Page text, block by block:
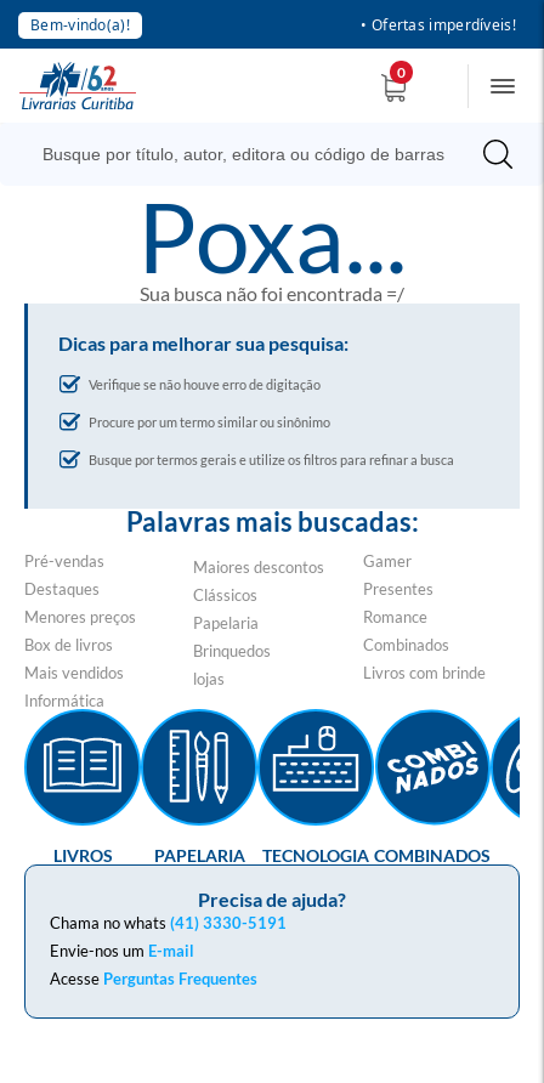
Bem-vindo(a)! • Ofertas imperdíveis!
0
poxa...
Sua busca não foi encontrada =/
Dicas para melhorar sua pesquisa:
Verifique se não houve erro de digitação
Procure por um termo similar ou sinônimo
Busque por termos gerais e utilize os filtros para refinar a busca
Palavras mais buscadas:
Pré-vendas
Destaques
Menores preços
Box de livros
Mais vendidos
Informática
Maiores descontos
Clássicos
Papelaria
Brinquedos
lojas
Gamer
Presentes
Romance
Combinados
Livros com brinde
Precisa de ajuda?
Chama no whats (41) 3330-5191
Envie-nos um E-mail
Acesse Perguntas Frequentes
LIVROS PAPELARIA TECNOLOGIA COMBINADOS